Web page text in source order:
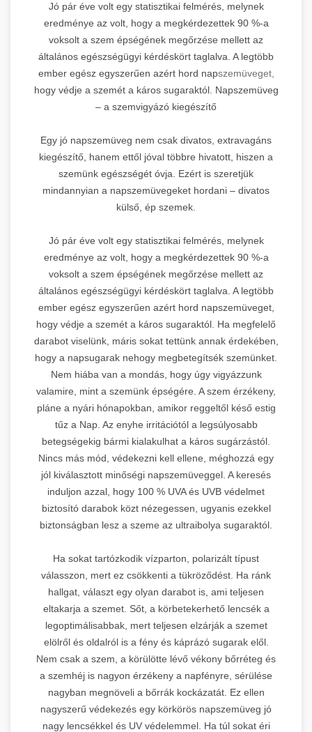
Jó pár éve volt egy statisztikai felmérés, melynek
eredménye az volt, hogy a megkérdezettek 90 %-a
voksolt a szem épségének megőrzése mellett az
általános egészségügyi kérdéskört taglalva. A legtöbb
ember egész egyszerűen azért hord napszemüveget,
hogy védje a szemét a káros sugaraktól. Napszemüveg
– a szemvigyázó kiegészítő
Egy jó napszemüveg nem csak divatos, extravagáns
kiegészítő, hanem ettől jóval többre hivatott, hiszen a
szemünk egészségét óvja. Ezért is szeretjük
mindannyian a napszemüvegeket hordani – divatos
külső, ép szemek.
Jó pár éve volt egy statisztikai felmérés, melynek
eredménye az volt, hogy a megkérdezettek 90 %-a
voksolt a szem épségének megőrzése mellett az
általános egészségügyi kérdéskört taglalva. A legtöbb
ember egész egyszerűen azért hord napszemüveget,
hogy védje a szemét a káros sugaraktól. Ha megfelelő
darabot viselünk, máris sokat tettünk annak érdekében,
hogy a napsugarak nehogy megbetegítsék szemünket.
Nem hiába van a mondás, hogy úgy vigyázzunk
valamire, mint a szemünk épségére. A szem érzékeny,
pláne a nyári hónapokban, amikor reggeltől késő estig
tűz a Nap. Az enyhe irritációtól a legsúlyosabb
betegségekig bármi kialakulhat a káros sugárzástól.
Nincs más mód, védekezni kell ellene, méghozzá egy
jól kiválasztott minőségi napszemüveggel. A keresés
induljon azzal, hogy 100 % UVA és UVB védelmet
biztosító darabok közt nézegessen, ugyanis ezekkel
biztonságban lesz a szeme az ultraibolya sugaraktól.
Ha sokat tartózkodik vízparton, polarizált típust
válasszon, mert ez csökkenti a tükröződést. Ha ránk
hallgat, választ egy olyan darabot is, ami teljesen
eltakarja a szemet. Sőt, a körbetekerhető lencsék a
legoptimálisabbak, mert teljesen elzárják a szemet
elölről és oldalról is a fény és káprázó sugarak elől.
Nem csak a szem, a körülötte lévő vékony bőrréteg és
a szemhéj is nagyon érzékeny a napfényre, sérülése
nagyban megnöveli a bőrrák kockázatát. Ez ellen
nagyszerű védekezés egy körkörös napszemüveg jó
nagy lencsékkel és UV védelemmel. Ha túl sokat éri